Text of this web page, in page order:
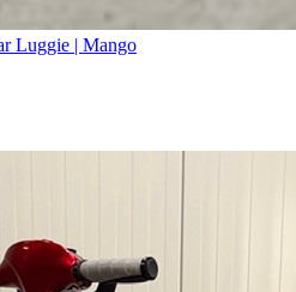
Luggie | Mango